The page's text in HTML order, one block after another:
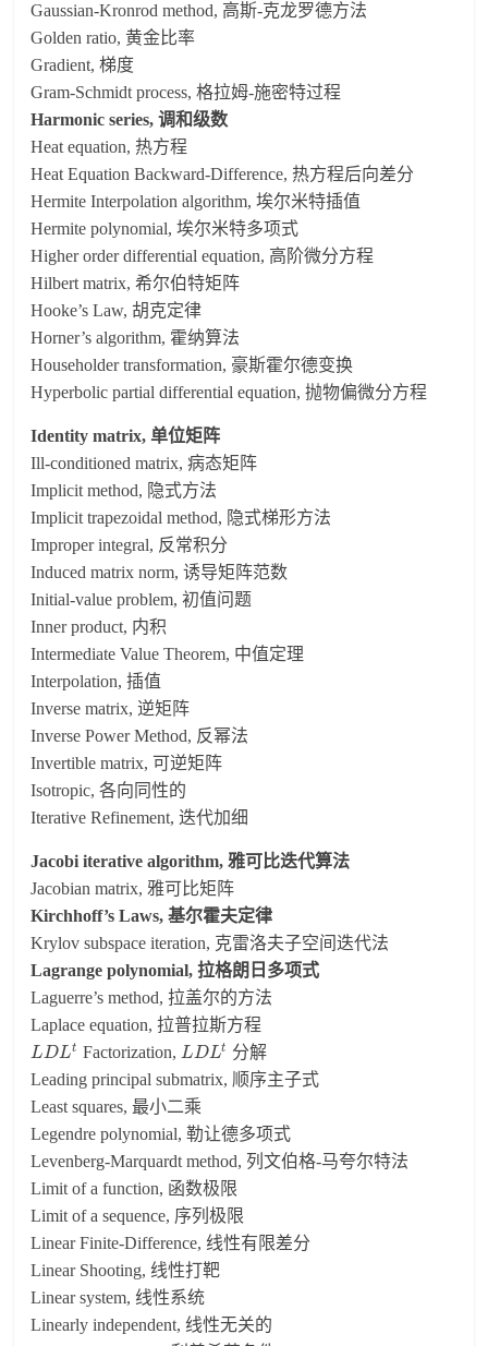
Gaussian-Kronrod method, 高斯-克龙罗德方法
Golden ratio, 黄金比率
Gradient, 梯度
Gram-Schmidt process, 格拉姆-施密特过程
Harmonic series, 调和级数
Heat equation, 热方程
Heat Equation Backward-Difference, 热方程后向差分
Hermite Interpolation algorithm, 埃尔米特插值
Hermite polynomial, 埃尔米特多项式
Higher order differential equation, 高阶微分方程
Hilbert matrix, 希尔伯特矩阵
Hooke’s Law, 胡克定律
Horner’s algorithm, 霍纳算法
Householder transformation, 豪斯霍尔德变换
Hyperbolic partial differential equation, 抛物偏微分方程
Identity matrix, 单位矩阵
Ill-conditioned matrix, 病态矩阵
Implicit method, 隐式方法
Implicit trapezoidal method, 隐式梯形方法
Improper integral, 反常积分
Induced matrix norm, 诱导矩阵范数
Initial-value problem, 初值问题
Inner product, 内积
Intermediate Value Theorem, 中值定理
Interpolation, 插值
Inverse matrix, 逆矩阵
Inverse Power Method, 反幂法
Invertible matrix, 可逆矩阵
Isotropic, 各向同性的
Iterative Refinement, 迭代加细
Jacobi iterative algorithm, 雅可比迭代算法
Jacobian matrix, 雅可比矩阵
Kirchhoff’s Laws, 基尔霍夫定律
Krylov subspace iteration, 克雷洛夫子空间迭代法
Lagrange polynomial, 拉格朗日多项式
Laguerre’s method, 拉盖尔的方法
Laplace equation, 拉普拉斯方程
LDLt Factorization, LDLt 分解
Leading principal submatrix, 顺序主子式
Least squares, 最小二乘
Legendre polynomial, 勒让德多项式
Levenberg-Marquardt method, 列文伯格-马夸尔特法
Limit of a function, 函数极限
Limit of a sequence, 序列极限
Linear Finite-Difference, 线性有限差分
Linear Shooting, 线性打靶
Linear system, 线性系统
Linearly independent, 线性无关的